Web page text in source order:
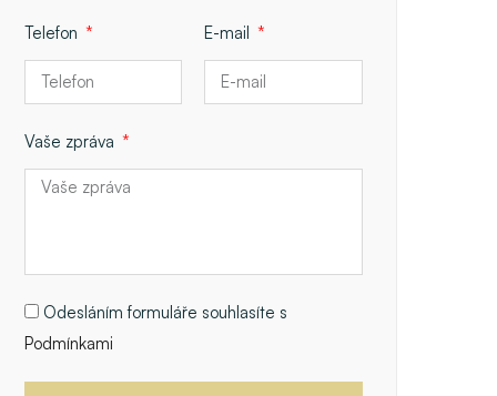
Telefon E-mail
Vaše zpráva
Odesláním formuláře souhlasíte s
Podmínkami